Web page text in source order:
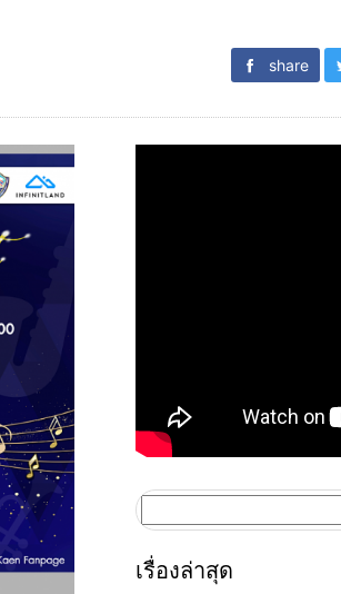
share
สำหรับ:
เรื่องล่าสุด